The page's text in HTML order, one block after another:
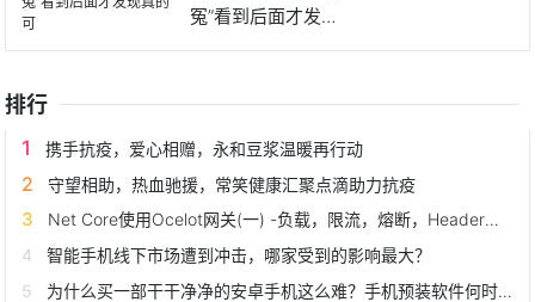
冤”看到后面才发现
真的
排行
携手抗疫，爱心相赠，永和豆浆温暖再行动
守望相助，热血驰援，常笑健康汇聚点滴助力抗疫
Net Core使用Ocelot网关(一) -负载，限流，熔断，Header转换
智能手机线下市场遭到冲击，哪家受到的影响最大？
为什么买一部干干净净的安卓手机这么难？手机预装软件何时休？